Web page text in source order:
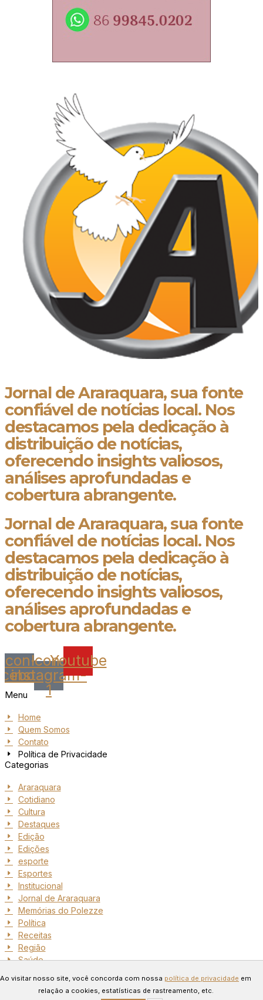
Jornal de Araraquara, sua fonte
confiável de notícias local. Nos
destacamos pela dedicação à
distribuição de notícias,
oferecendo insights valiosos,
análises aprofundadas e
cobertura abrangente.
Jornal de Araraquara, sua fonte
confiável de notícias local. Nos
destacamos pela dedicação à
distribuição de notícias,
oferecendo insights valiosos,
análises aprofundadas e
cobertura abrangente.
Icon-Icon-
instagram-
1
Youtube
Menu
Home
Quem Somos
Contato
Política de Privacidade
Categorias
Araraquara
Cotidiano
Cultura
Destaques
Edição
Edições
esporte
Esportes
Institucional
Jornal de Araraquara
Memórias do Polezze
Política
Receitas
Região
Saúde
Copyright © 2024 Todos os
direitos reservados. Desenvolvido
Ao visitar nosso site, você concorda com nossa política de privacidade em
relação a cookies, estatísticas de rastreamento, etc.